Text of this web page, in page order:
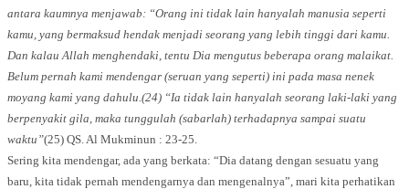
antara kaumnya menjawab: “Orang ini tidak lain hanyalah manusia seperti
kamu, yang bermaksud hendak menjadi seorang yang lebih tinggi dari kamu.
Dan kalau Allah menghendaki, tentu Dia mengutus beberapa orang malaikat.
Belum pernah kami mendengar (seruan yang seperti) ini pada masa nenek
moyang kami yang dahulu.(24) “Ia tidak lain hanyalah seorang laki-laki yang
berpenyakit gila, maka tunggulah (sabarlah) terhadapnya sampai suatu
waktu”(25) QS. Al Mukminun : 23-25.
Sering kita mendengar, ada yang berkata: “Dia datang dengan sesuatu yang
baru, kita tidak pernah mendengarnya dan mengenalnya”, mari kita perhatikan